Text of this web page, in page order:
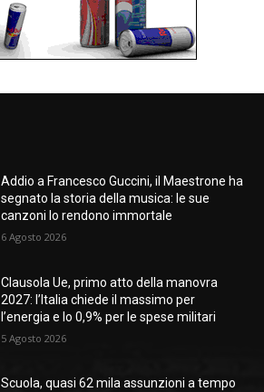
Addio a Francesco Guccini, il Maestrone ha
segnato la storia della musica: le sue
canzoni lo rendono immortale
6 Agosto 2026
Clausola Ue, primo atto della manovra
2027: l’Italia chiede il massimo per
l’energia e lo 0,9% per le spese militari
5 Agosto 2026
Scuola, quasi 62 mila assunzioni a tempo